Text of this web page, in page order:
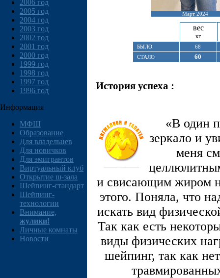
2006 год
2005 год
2004 год
2003 год
2002 год
2001 год
2000 год
1999 год
1998 год
1997 год
1996 год
Информация
МФШ
Образование
Для владельцев
Для новичков
Для эмигрантов
Виртуальный клуб
Открытие ш-зала
Шейпинг-стандарт
Шейпинг-
технологии
Внимание,
жулики!
Личные комнаты
Новости
Март 2024
вес
кг
БЫЛО
68
СТАЛО
60
История успеха :
«В один
зеркало и
меня
и свисающим жиром
этого. Поняла, что
искать вид
Так как есть
виды физических
шейпинг, так как